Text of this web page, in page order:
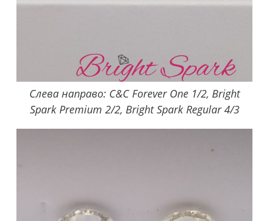
Слева направо: C&C Forever One 1/2, Bright
Spark Premium 2/2, Bright Spark Regular 4/3